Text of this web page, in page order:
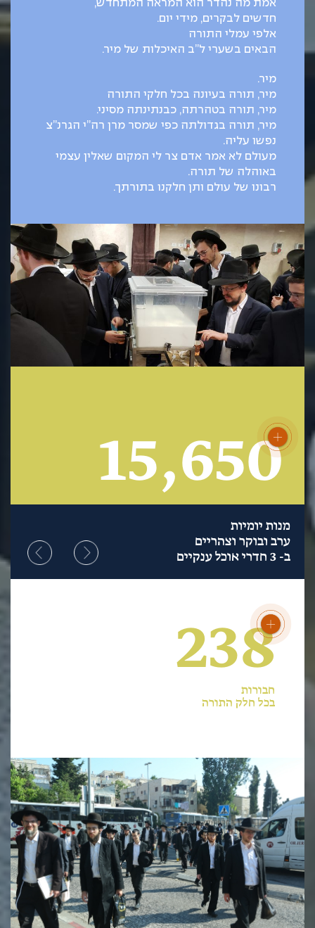
אמת מה נהדר הוא המראה המתחדש,
חדשים לבקרים, מידי יום.
אלפי עמלי התורה
הבאים בשערי ל”ב האיכלות של מיר.
מיר.
מיר, תורה בעיונה בכל חלקי התורה
מיר, תורה בטהרתה, כבנתינתה מסיני.
מיר, תורה בגדולתה כפי שמסר מרן רה”י הגרנ”צ
נפשו עליה.
מעולם לא אמר אדם צר לי המקום שאלין עצמי
באוהלה של תורה.
רבונו של עולם ותן חלקנו בתורתך.
15,650
מנות יומיות
ערב ובוקר וצהריים
ב- 3 חדרי אוכל ענקיים
238
חבורות
בכל חלק התורה